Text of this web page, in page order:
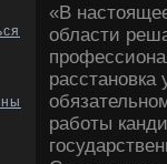
«В
области
работы